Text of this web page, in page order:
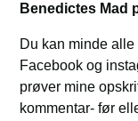
Benedictes Mad
Du kan minde
Facebook og
prøver mine
kommentar- før